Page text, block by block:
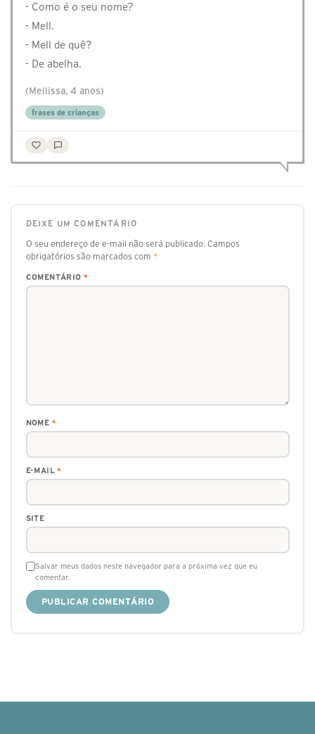
- Como é o seu nome?
- Mell.
- Mell de quê?
- De abelha.
(Mellissa, 4 anos)
frases de crianças
DEIXE UM COMENTÁRIO
O seu endereço de e-mail não será publicado. Campos
obrigatórios são marcados com *
COMENTÁRIO *
NOME *
E-MAIL*
SITE
Salvar meus dados neste navegador para a próxima vez que eu
comentar.